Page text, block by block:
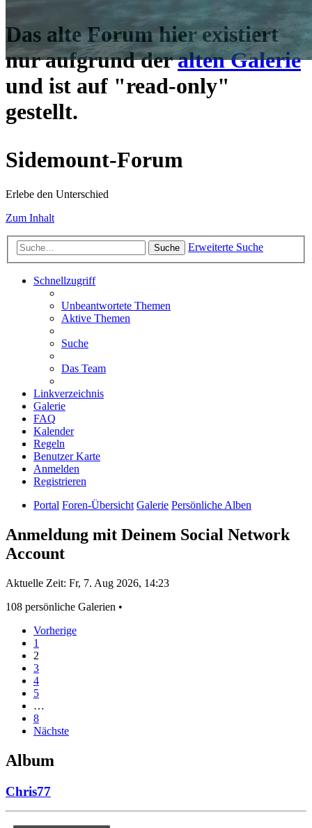
Das alte Forum hier existiert
nur aufgrund deralten Galerie
und ist auf "read-only"
gestellt.
Sidemount-Forum
Erlebe den Unterschied
Zum Inhalt
Suche Erweiterte Suche
Schnellzugriff
Unbeantwortete Themen
Aktive Themen
Suche
Das Team
Linkverzeichnis
Galerie
FAQ
Kalender
Regeln
Benutzer Karte
Anmelden
Registrieren
Portal Foren-Übersicht Galerie Persönliche Alben
Anmeldung mit Deinem Social Network
Account
Aktuelle Zeit: Fr, 7. Aug 2026, 14:23
108 persönliche Galerien •
Vorherige
1
2
3
4
5
…
8
Nächste
Album
Chris77